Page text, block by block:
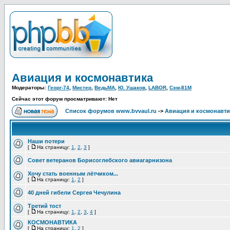
Авиация и космонавтика
Модераторы: Георг-74 Мистер ВедьМА Ю. Ушаков LABOR Сэм-81М
Сейчас этот форум просматривают: Нет
Список форумов www.bvvaul.ru -> Авиация и
Наши потери
[ На страницу: 1 2 3 ]
Совет ветеранов Борисоглебского авиагарнизона
Хочу стать военным лётчиком...
[ На страницу: 1 2 ]
40 дней гибели Сергея Чечулина
Третий тост
[ На страницу: 1 2 3 4 ]
КОСМОНАВТИКА
[ На страницу: 1 2 ]